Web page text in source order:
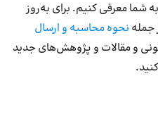
شما معرفی کنیم. برای به‌روز
جمله نحوه محاسبه و ارسال
و مقالات و پژوهش‌های جدید